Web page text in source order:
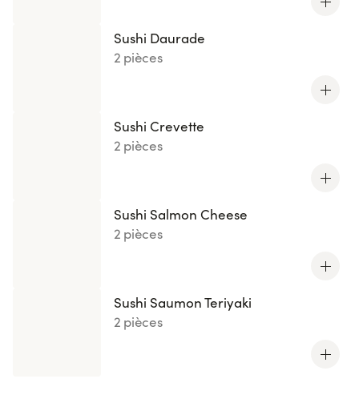
Sushi Daurade
2 pièces
Sushi Crevette
2 pièces
Sushi Salmon Cheese
2 pièces
Sushi Saumon Teriyaki
2 pièces